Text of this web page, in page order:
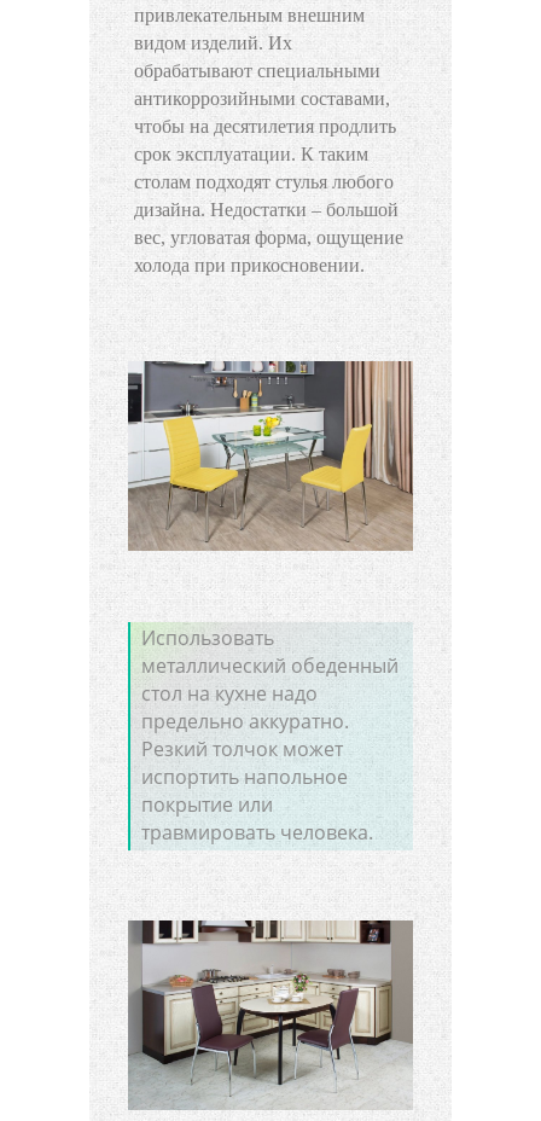
привлекательным внешним
видом изделий. Их
обрабатывают специальными
антикоррозийными составами,
чтобы на десятилетия продлить
срок эксплуатации. К таким
столам подходят стулья любого
дизайна. Недостатки – большой
вес, угловатая форма, ощущение
холода при прикосновении.
Использовать
металлический обеденный
стол на кухне надо
предельно аккуратно.
Резкий толчок может
испортить напольное
покрытие или
травмировать человека.